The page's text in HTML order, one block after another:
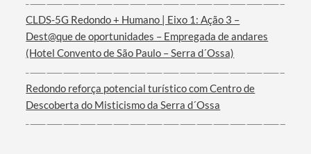
CLDS-5G Redondo + Humano | Eixo 1: Ação 3 –
Dest@que de oportunidades – Empregada de andares
(Hotel Convento de São Paulo – Serra d´Ossa)
Redondo reforça potencial turístico com Centro de
Descoberta do Misticismo da Serra d´Ossa